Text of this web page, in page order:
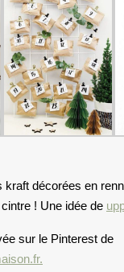
kraft décorées en
! Une idée de
sur le Pinterest de